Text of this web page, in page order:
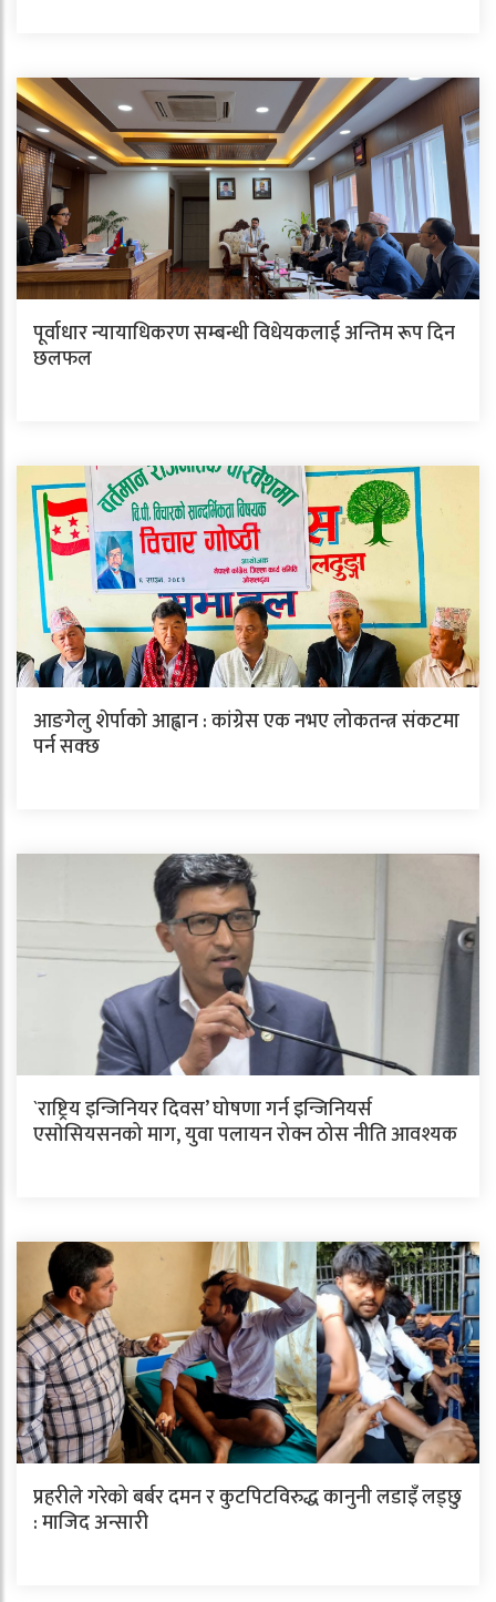
पूर्वाधार न्यायाधिकरण सम्बन्धी विधेयकलाई अन्तिम रूप दिन
छलफल
आङगेलु शेर्पाको आह्वान : कांग्रेस एक नभए लोकतन्त्र संकटमा
पर्न सक्छ
`राष्ट्रिय इन्जिनियर दिवस’ घोषणा गर्न इन्जिनियर्स
एसाेसियसनको माग, युवा पलायन रोक्न ठोस नीति आवश्यक
प्रहरीले गरेको बर्बर दमन र कुटपिटविरुद्ध कानुनी लडाइँ लड्छु
: माजिद अन्सारी